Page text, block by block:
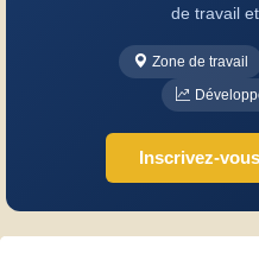
de travail
Zone de travail
Inscrivez-